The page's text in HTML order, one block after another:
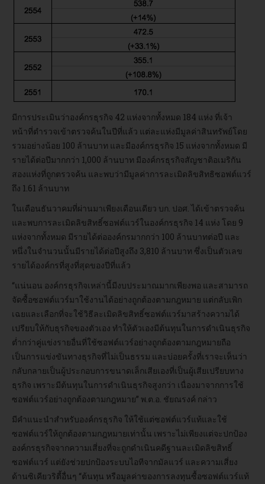
มีการประเมินว่าองค์กรธุรกิจ 42 แห่งจากทั้งหมด 184 แห่ง ที่เจ้า
หน้าที่ตำรวจเข้าตรวจค้นในปีที่แล้ว แต่ละแห่งมีมูลค่าสินทรัพย์โดย
รวมอย่างน้อย 100 ล้านบาท และมีองค์กรธุรกิจ 15 แห่งจากทั้งหมด มี
รายได้ต่อปีมากกว่า 1,000 ล้านบาท มีองค์กรธุรกิจสัญชาติอเมริกัน
สองแห่งที่ถูกตรวจค้น และพบว่ามีมูลค่าการละเมิดลิขสิทธิซอฟต์แวร์
ถึง 1.61 ล้านบาท
ในเดือนธันวาคมที่ผ่านมาเพียงเดือนเดียว บก. ปอศ. ได้เข้าตรวจค้น
และพบการละเมิดลิขสิทธิ์ซอฟต์แวร์ในองค์กรธุรกิจ 14 แห่ง โดย 9
แห่งจากทั้งหมด มีรายได้ต่อองค์กรมากกว่า 100 ล้านบาทต่อปี และ
หนึ่งในจำนวนนั้นมีรายได้ต่อปีสูงถึง 3,810 ล้านบาท ซึ่งเป็นตัวเลข
รายได้องค์กรที่สูงที่สุดของปีที่แล้ว
“แน่นอน องค์กรธุรกิจเหล่านี้มีงบประมาณมากเพียงพอ และสามารถ
จัดซื้อซอฟต์แวร์มาใช้งานได้อย่างถูกต้องตามกฎหมาย แต่กลับเพิก
เฉยและเลือกที่จะใช้วิธีละเมิดลิขสิทธิ์ซอฟต์แวร์มาสร้างความได้
เปรียบให้กับธุรกิจของตัวเอง ทำให้ตัวเองมีต้นทุนในการดำเนินธุรกิจ
ต่ำกว่าคู่แข่งรายอื่นที่ใช้ซอฟต์แวร์อย่างถูกต้องตามกฎหมายถือ
เป็นการแข่งขันทางธุรกิจที่ไม่เป็นธรรม และบ่อยครั้งที่เราจะเห็นว่า
กลับกลายเป็นผู้ประกอบการขนาดเล็กเสียเองที่เป็นผู้เสียเปรียบทาง
ธุรกิจ เพราะมีต้นทุนในการดำเนินธุรกิจสูงกว่า เนื่องมาจากการใช้
ซอฟต์แวร์อย่างถูกต้องตามกฎหมาย” พ.ต.อ. ชัยณรงค์ กล่าว
มีคำแนะนำสำหรับองค์กรธุรกิจ ให้ใช้แต่ซอฟต์แวร์แท้และใช้
ซอฟต์แวร์ให้ถูกต้องตามกฎหมายเท่านั้น เพราะไม่เพียงแต่จะปกป้อง
องค์กรธุรกิจจากความเสี่ยงที่จะถูกดำเนินคดีฐานละเมิดลิขสิทธิ์
ซอฟต์แวร์ แต่ยังช่วยปกป้องระบบไอทีจากมัลแวร์ และความเสี่ยง
ด้านซิเคียวริตี้อื่นๆ “ต้นทุน หรือมูลค่าของการลงทุนซื้อซอฟต์แวร์แท้